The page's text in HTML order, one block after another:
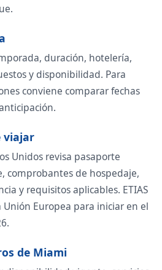
duración, hotelería,
y disponibilidad. Para
conviene comparar fechas
viajar
Unidos revisa pasaporte
comprobantes de hospedaje,
y requisitos aplicables. ETIAS
Europea para iniciar en el
de Miami